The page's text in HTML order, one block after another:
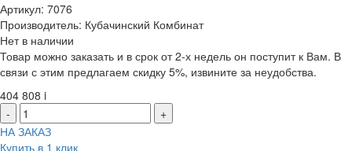
Артикул: 7076
Производитель: Кубачинский Комбинат
Нет в наличии
Товар можно заказать и в срок от 2-х недель он поступит к Вам. В
связи с этим предлагаем скидку 5%, извините за неудобства.
404 808 i
-
+
НА ЗАКАЗ
Купить в 1 клик